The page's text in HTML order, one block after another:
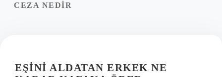
CEZA NEDIR
EŞINI ALDATAN ERKEK NE